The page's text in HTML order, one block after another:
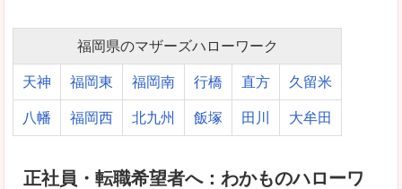
福岡県のマザーズハローワーク
天神 福岡東 福岡南 行橋 直方 久留米
八幡 福岡西 北九州 飯塚 田川 大牟田
正社員・転職希望者へ：わかものハローワ